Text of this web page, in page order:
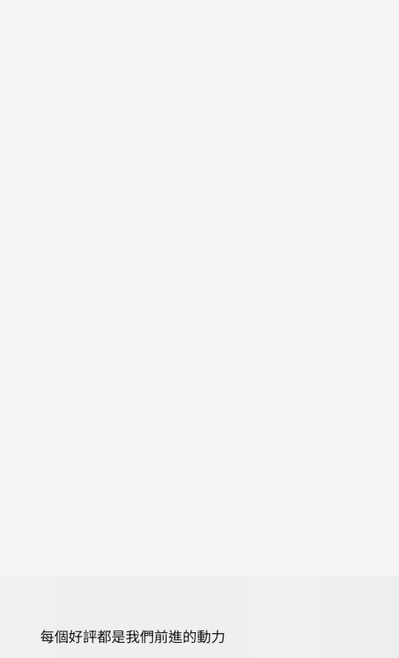
每個好評都是我們前進的動力